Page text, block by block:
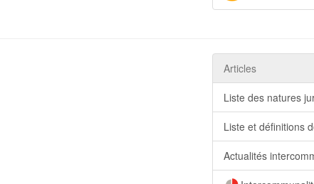
Articles
Liste des natures
Liste et définitions
Actualités